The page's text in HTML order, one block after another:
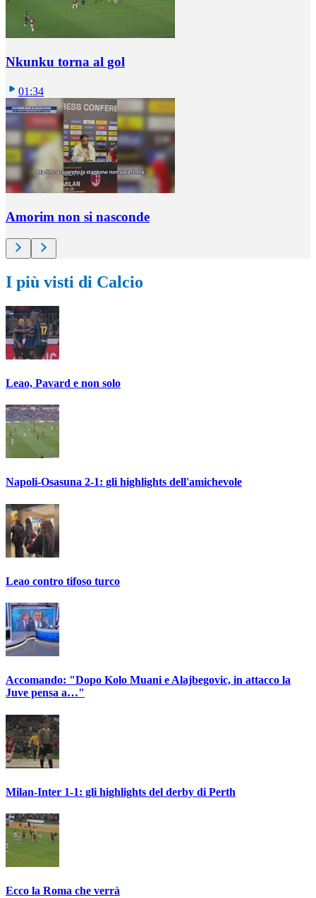
Nkunku torna al gol
01:34
Amorim non si nasconde
I più visti di Calcio
Leao, Pavard e non solo
Napoli-Osasuna 2-1: gli highlights dell'amichevole
Leao contro tifoso turco
Accomando: "Dopo Kolo Muani e Alajbegovic, in attacco la
Juve pensa a…"
Milan-Inter 1-1: gli highlights del derby di Perth
Ecco la Roma che verrà